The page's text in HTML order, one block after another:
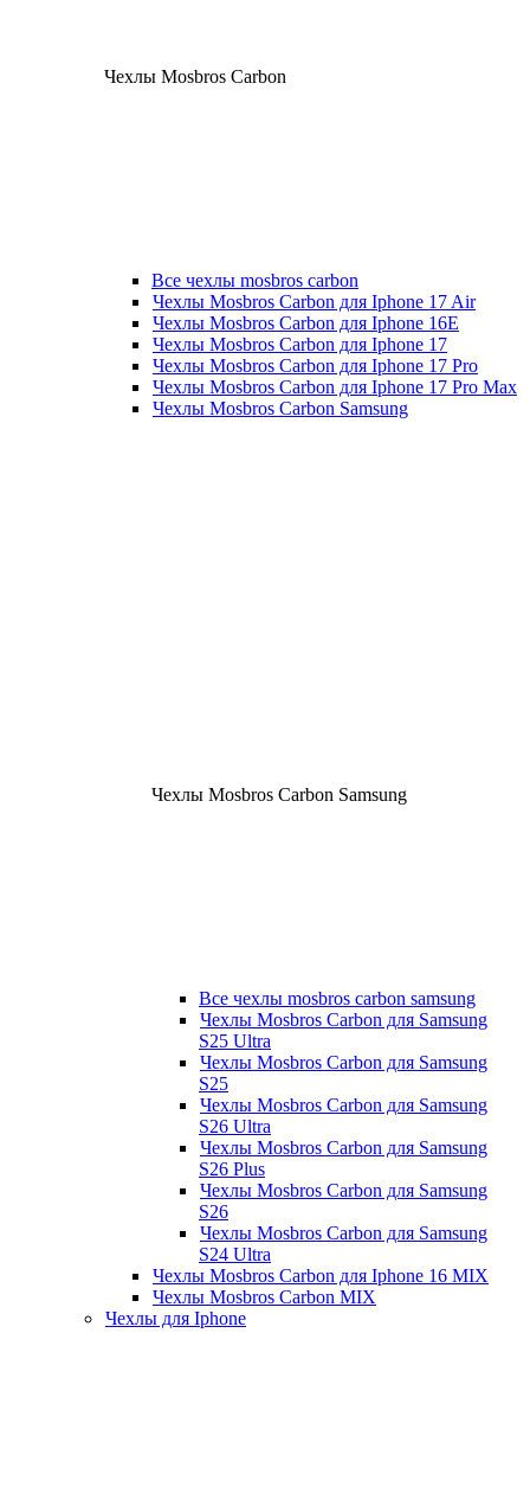
Чехлы Mosbros Carbon
Все чехлы mosbros carbon
Чехлы Mosbros Carbon для Iphone 17 Air
Чехлы Mosbros Carbon для Iphone 16E
Чехлы Mosbros Carbon для Iphone 17
Чехлы Mosbros Carbon для Iphone 17 Pro
Чехлы Mosbros Carbon для Iphone 17 Pro Max
Чехлы Mosbros Carbon Samsung
Чехлы Mosbros Carbon Samsung
Все чехлы mosbros carbon samsung
Чехлы Mosbros Carbon для Samsung
S25 Ultra
Чехлы Mosbros Carbon для Samsung
S25
Чехлы Mosbros Carbon для Samsung
S26 Ultra
Чехлы Mosbros Carbon для Samsung
S26 Plus
Чехлы Mosbros Carbon для Samsung
S26
Чехлы Mosbros Carbon для Samsung
S24 Ultra
Чехлы Mosbros Carbon для Iphone 16 MIX
Чехлы Mosbros Carbon MIX
Чехлы для Iphone